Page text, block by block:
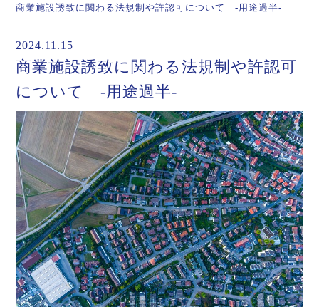
商業施設誘致に関わる法規制や許認可について -用途過半-
2024.11.15
商業施設誘致に関わる法規制や許認可
について -用途過半-